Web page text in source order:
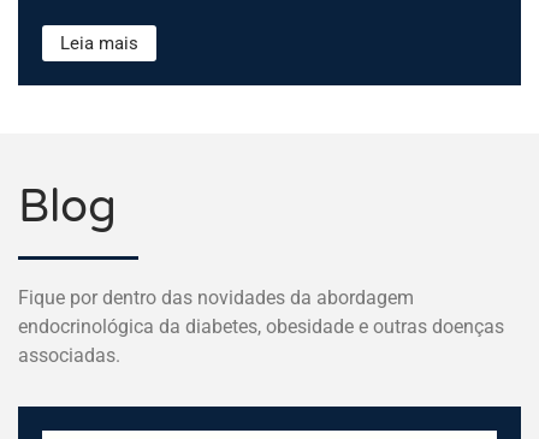
Leia mais
Blog
Fique por dentro das novidades da abordagem
endocrinológica da diabetes, obesidade e outras doenças
associadas.